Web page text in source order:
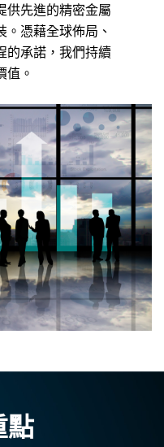
供先進的精密金屬
憑藉全球佈局、
的承諾，我們持續
值。
點